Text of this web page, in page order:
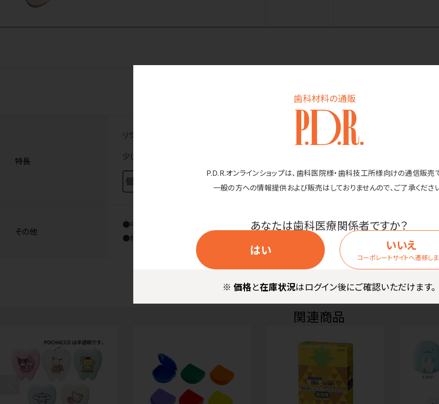
歯科材料の通販
P.D.R.オンラインショップは、歯科医院様・歯科技工所様向けの通信販売
一般の方への情報提供および販売はしておりませんので、ご了承くださ
あなたは歯科医療関係者ですか？
はい
いいえ
コーポレートサイトへ遷移し
※ 価格と在庫状況はログイン後にご確認いただけます。
特長
リラックマたちのマウスガード・リテーナーケースです。
少し大きめなので、マウスガード・リテーナーの他にも、義歯ケースとしてもちょうどいい大きさです。
その他
●中国製
●材質／ポリプロピレン
関連商品